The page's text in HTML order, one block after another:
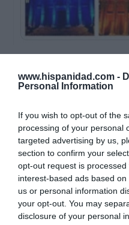
www.hispanidad.com -
Personal Information
If you wish to opt-out of the
processing of your personal
targeted advertising by us,
section to confirm your
opt-out request is
interest-based ads based
us or personal information
your opt-out. You may
disclosure of your personal
¿Te ha
Suscríbete a nuestro
en tu correo lo más
Tu correo electrónico...